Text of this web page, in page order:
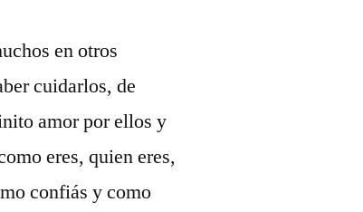
en otros
cuidarlos, de
amor por ellos y
eres, quien eres,
confiás y como